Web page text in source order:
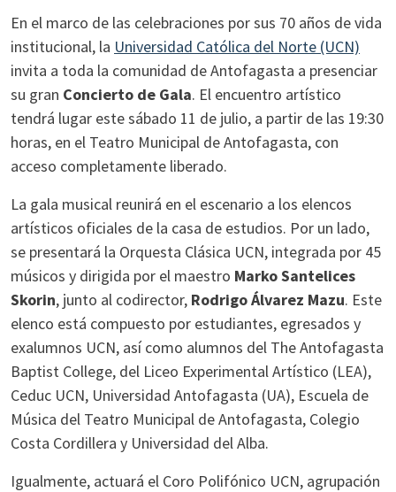
En el marco de las celebraciones por sus 70 años de vida
institucional, la Universidad Católica del Norte (UCN)
invita a toda la comunidad de Antofagasta a presenciar
su gran Concierto de Gala. El encuentro artístico
tendrá lugar este sábado 11 de julio, a partir de las 19:30
horas, en el Teatro Municipal de Antofagasta, con
acceso completamente liberado.
La gala musical reunirá en el escenario a los elencos
artísticos oficiales de la casa de estudios. Por un lado,
se presentará la Orquesta Clásica UCN, integrada por 45
músicos y dirigida por el maestro Marko Santelices
Skorin, junto al codirector, Rodrigo Álvarez Mazu. Este
elenco está compuesto por estudiantes, egresados y
exalumnos UCN, así como alumnos del The Antofagasta
Baptist College, del Liceo Experimental Artístico (LEA),
Ceduc UCN, Universidad Antofagasta (UA), Escuela de
Música del Teatro Municipal de Antofagasta, Colegio
Costa Cordillera y Universidad del Alba.
Igualmente, actuará el Coro Polifónico UCN, agrupación